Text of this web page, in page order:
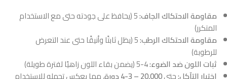
مقاومة الاحتكاك الجاف: 5 (يحافظ على جودته حتى مع الاستخدام
المتكرر)
مقاومة الاحتكاك الرطب: 5 (يظل ثابتًا وأنيقًا حتى عند التعرض
للرطوبة)
ثبات اللون ضد الضوء: